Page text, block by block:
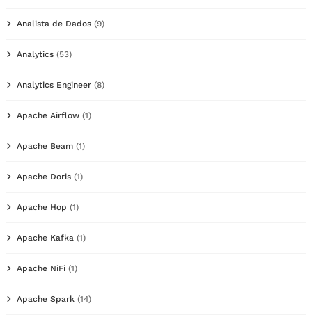
Analista de Dados (9)
Analytics (53)
Analytics Engineer (8)
Apache Airflow (1)
Apache Beam (1)
Apache Doris (1)
Apache Hop (1)
Apache Kafka (1)
Apache NiFi (1)
Apache Spark (14)